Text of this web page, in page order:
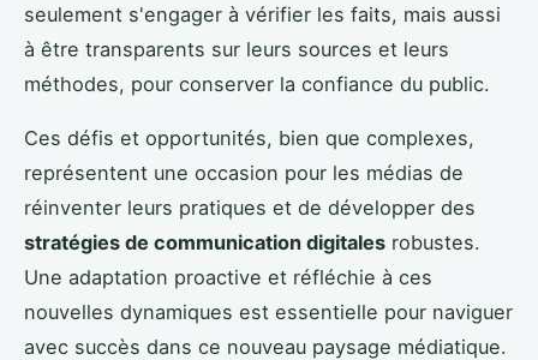
seulement s'engager à vérifier les faits, mais aussi
à être transparents sur leurs sources et leurs
méthodes, pour conserver la confiance du public.
Ces défis et opportunités, bien que complexes,
représentent une occasion pour les médias de
réinventer leurs pratiques et de développer des
stratégies de communication digitales robustes.
Une adaptation proactive et réfléchie à ces
nouvelles dynamiques est essentielle pour naviguer
avec succès dans ce nouveau paysage médiatique.